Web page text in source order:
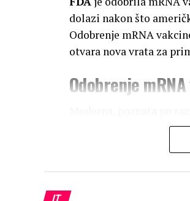
dolazi nakon što
Odobrenje mRNA
otvara nova vrata za
Odobrenje
na grip. Do sada su
proteinske
IT